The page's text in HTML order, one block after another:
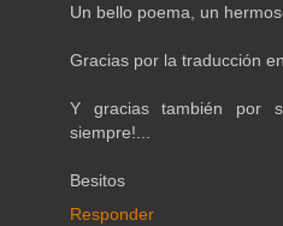
Un bello poema, un
Gracias por la traducción
Y gracias también por
siempre!...
Besitos
Responder